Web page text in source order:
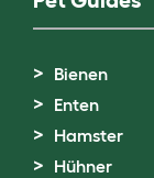
Bienen
Enten
Hamster
Hühner